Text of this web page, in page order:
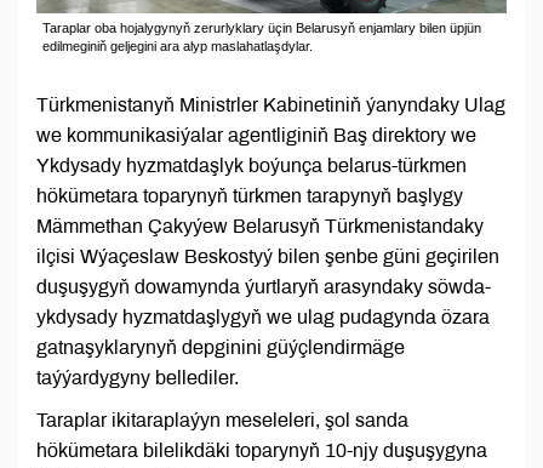
Taraplar oba hojalygynyň zerurlyklary üçin Belarusyň enjamlary bilen üpjün
edilmeginiň geljegini ara alyp maslahatlaşdylar.
Türkmenistanyň Ministrler Kabinetiniň ýanyndaky Ulag
we kommunikasiýalar agentliginiň Baş direktory we
Ykdysady hyzmatdaşlyk boýunça belarus-türkmen
hökümetara toparynyň türkmen tarapynyň başlygy
Mämmethan Çakyýew Belarusyň Türkmenistandaky
ilçisi Wýaçeslaw Beskostyý bilen şenbe güni geçirilen
duşuşygyň dowamynda ýurtlaryň arasyndaky söwda-
ykdysady hyzmatdaşlygyň we ulag pudagynda özara
gatnaşyklarynyň depginini güýçlendirmäge
taýýardygyny bellediler.
Taraplar ikitaraplaýyn meseleleri, şol sanda
hökümetara bilelikdäki toparynyň 10-njy duşuşygyna